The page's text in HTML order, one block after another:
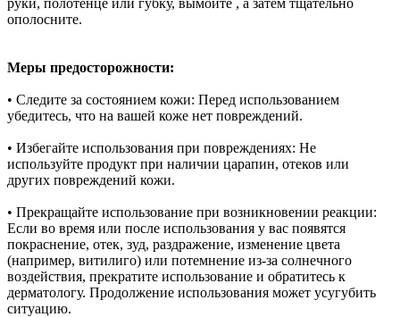
руки, полотенце или губку, вымойте , а затем тщательно
ополосните.
Меры предосторожности:
• Следите за состоянием кожи: Перед использованием
убедитесь, что на вашей коже нет повреждений.
• Избегайте использования при повреждениях: Не
используйте продукт при наличии царапин, отеков или
других повреждений кожи.
• Прекращайте использование при возникновении реакции:
Если во время или после использования у вас появятся
покраснение, отек, зуд, раздражение, изменение цвета
(например, витилиго) или потемнение из-за солнечного
воздействия, прекратите использование и обратитесь к
дерматологу. Продолжение использования может усугубить
ситуацию.